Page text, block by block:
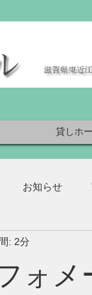
貸しホ
お知らせ
ォメ
: 2分